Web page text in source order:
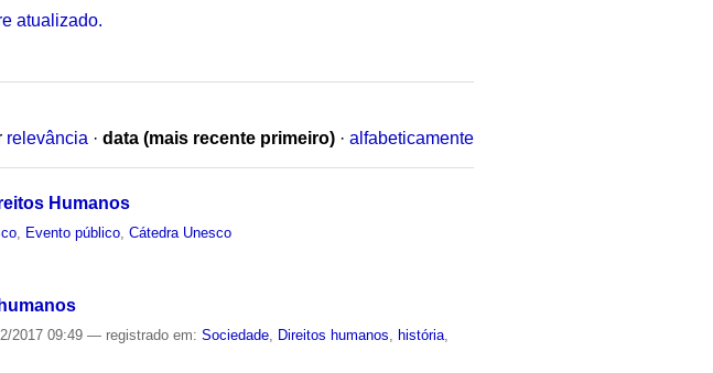
atualizado.
relevância · data (mais recente primeiro) · alfabeticamente
Humanos
Evento público ,Cátedra Unesco
2017 09:49— registrado em:Sociedade Direitos humanos ,história